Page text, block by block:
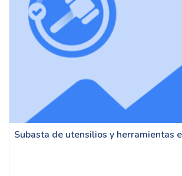
Subasta de utensilios y herramientas